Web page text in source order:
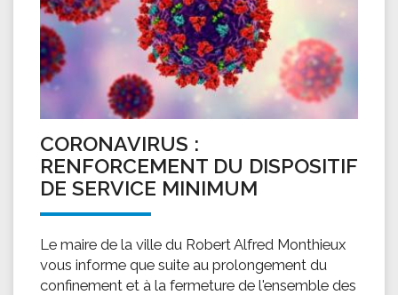
CORONAVIRUS :
RENFORCEMENT DU DISPOSITIF
DE SERVICE MINIMUM
Le maire de la ville du Robert Alfred Monthieux
vous informe que suite au prolongement du
confinement et à la fermeture de l'ensemble des